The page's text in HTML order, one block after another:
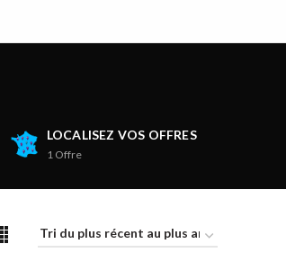
LOCALISEZ VOS OFFRES
1 Offre